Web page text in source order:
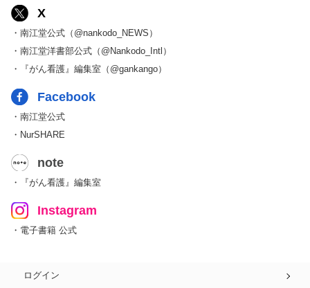
X
・南江堂公式（@nankodo_NEWS）
・南江堂洋書部公式（@Nankodo_Intl）
・『がん看護』編集室（@gankango）
Facebook
・南江堂公式
・NurSHARE
note
・『がん看護』編集室
Instagram
・電子書籍 公式
ログイン